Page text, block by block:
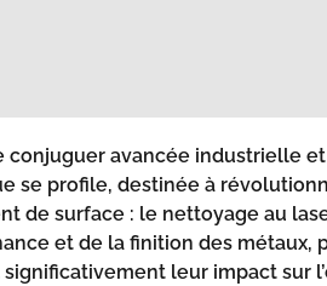
conjuguer avancée industrielle
se profile, destinée à
de surface : le nettoyage au
et de la finition des métaux,
leur impact sur